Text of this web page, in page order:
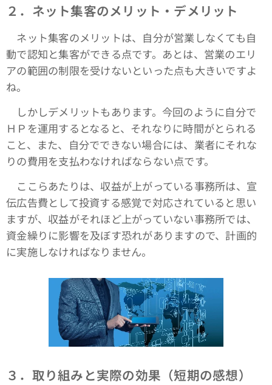
２．ネット集客のメリット・デメリット
ネット集客のメリットは、自分が営業しなくても自
動で認知と集客ができる点です。あとは、営業のエリ
アの範囲の制限を受けないといった点も大きいですよ
ね。
しかしデメリットもあります。今回のように自分で
ＨＰを運用するとなると、それなりに時間がとられる
こと、また、自分でできない場合には、業者にそれな
りの費用を支払わなければならない点です。
ここらあたりは、収益が上がっている事務所は、宣
伝広告費として投資する感覚で対応されていると思い
ますが、収益がそれほど上がっていない事務所では、
資金繰りに影響を及ぼす恐れがありますので、計画的
に実施しなければなりません。
３．取り組みと実際の効果（短期の感想）